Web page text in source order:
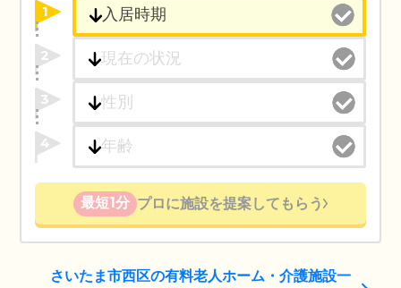
1
2
3
4
最短1分 プロに施設を提案してもらう
さいたま市西区の有料老人ホーム・介護施設一